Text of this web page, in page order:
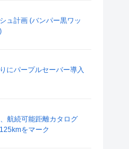
ュ計画 (バンパー黒ワッ
にパープルセーバー導入
航続可能距離カタログ
をマーク